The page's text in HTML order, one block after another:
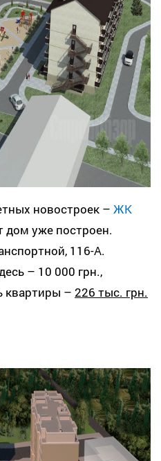
новостроек – ЖК
дом уже построен.
116-А.
– 10 000 грн.,
квартиры – 226 тыс. грн.